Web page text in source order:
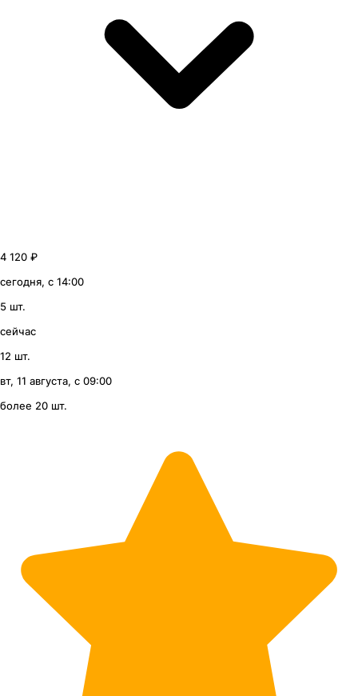
4 120 ₽
сегодня, с 14:00
5 шт.
сейчас
12 шт.
вт, 11 августа, с 09:00
более 20 шт.